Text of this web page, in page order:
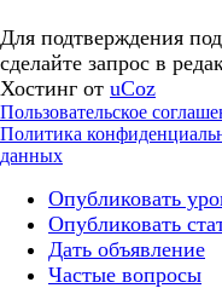
Для подтверждения
сделайте запрос в
Хостинг от uCoz
Пользовательское
Политика
данных
Опубликовать
Опубликовать
Дать объявление
Частые вопросы